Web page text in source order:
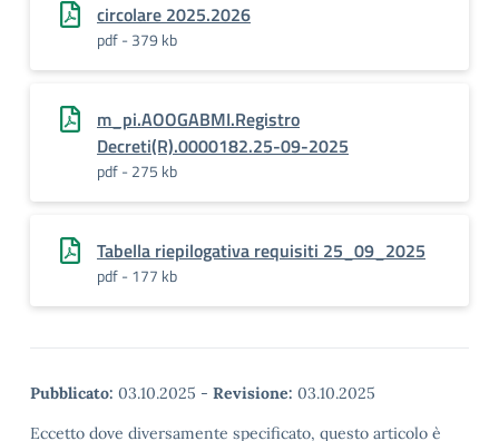
circolare 2025.2026
pdf - 379 kb
m_pi.AOOGABMI.Registro
Decreti(R).0000182.25-09-2025
pdf - 275 kb
Tabella riepilogativa requisiti 25_09_2025
pdf - 177 kb
Pubblicato: 03.10.2025 - Revisione: 03.10.2025
Eccetto dove diversamente specificato, questo articolo è